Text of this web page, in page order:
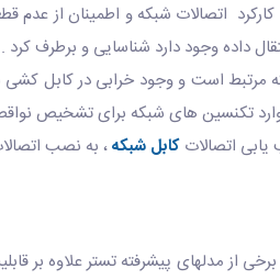
اتصالات شبکه و اطمینان از عدم
داده وجود دارد شناسایی و برطرف کرد .
مرتبط است و وجود خرابی در کابل
تکنسین های شبکه برای تشخیص
یابی اتصالاتکابل شبکه، به نصب
از مدلهای پیشرفته تستر علاوه بر